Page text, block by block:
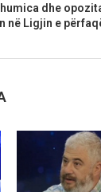
dhe
në Ligjin e